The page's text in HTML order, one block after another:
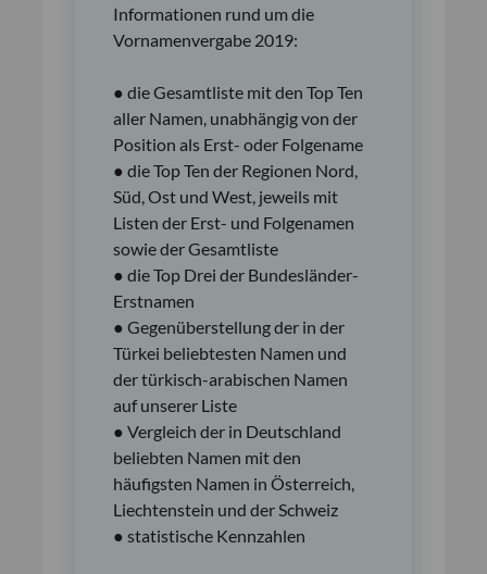
Informationen rund um die
Vornamenvergabe 2019:
● die Gesamtliste mit den Top Ten
aller Namen, unabhängig von der
Position als Erst- oder Folgename
● die Top Ten der Regionen Nord,
Süd, Ost und West, jeweils mit
Listen der Erst- und Folgenamen
sowie der Gesamtliste
● die Top Drei der Bundesländer-
Erstnamen
● Gegenüberstellung der in der
Türkei beliebtesten Namen und
der türkisch-arabischen Namen
auf unserer Liste
● Vergleich der in Deutschland
beliebten Namen mit den
häufigsten Namen in Österreich,
Liechtenstein und der Schweiz
● statistische Kennzahlen